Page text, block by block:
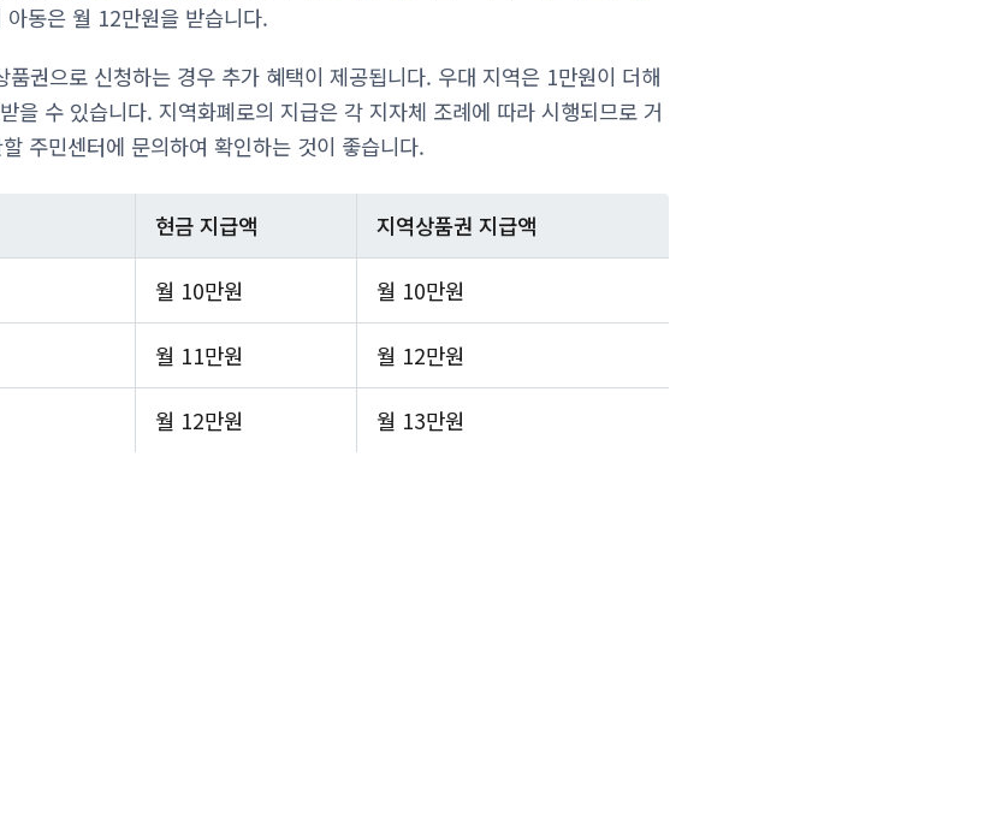
동은 월 12만원을 받습니다.
권으로 신청하는 경우 추가 혜택이 제공됩니다. 우대 지역은 1만원이 더해
을 수 있습니다. 지역화폐로의 지급은 각 지자체 조례에 따라 시행되므로 거
주민센터에 문의하여 확인하는 것이 좋습니다.
현금 지급액 지역상품권 지급액
월 10만원 월 10만원
월 11만원 월 12만원
월 12만원 월 13만원